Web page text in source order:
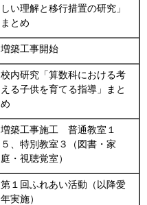
しい理解と移行措置の研究」
まとめ
増築工事開始
校内研究「算数科における考
える子供を育てる指導」まと
め
増築工事施工 普通教室１
５、特別教室３（図書・家
庭・視聴覚室）
第１回ふれあい活動（以降愛
年実施）